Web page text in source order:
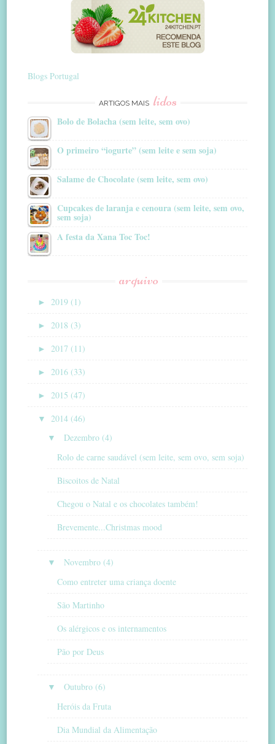
Blogs Portugal
ARTIGOS MAIS lidos
Bolo de Bolacha (sem leite, sem ovo)
O primeiro “iogurte” (sem leite e sem soja)
Salame de Chocolate (sem leite, sem ovo)
Cupcakes de laranja e cenoura (sem leite, sem ovo,
sem soja)
A festa da Xana Toc Toc!
arquivo
► 2019 (1)
► 2018 (3)
► 2017 (11)
► 2016 (33)
► 2015 (47)
▼ 2014 (46)
▼
Dezembro (4)
Rolo de carne saudável (sem leite, sem ovo, sem soja)
Biscoitos de Natal
Chegou o Natal e os chocolates também!
Brevemente...Christmas mood
▼
Novembro (4)
Como entreter uma criança doente
São Martinho
Os alérgicos e os internamentos
Pão por Deus
▼
Outubro (6)
Heróis da Fruta
Dia Mundial da Alimentação